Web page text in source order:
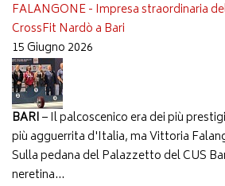
FALANGONE - Impresa straordinaria
CrossFit Nardò a Bari
15 Giugno 2026
BARI– Il palcoscenico era dei più
più agguerrita d'Italia, ma Vittoria
Sulla pedana del Palazzetto del CUS
neretina...